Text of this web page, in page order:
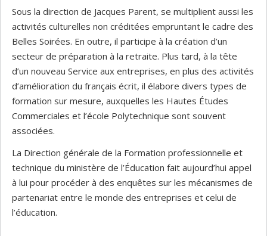
Sous la direction de Jacques Parent, se multiplient aussi les
activités culturelles non créditées empruntant le cadre des
Belles Soirées. En outre, il participe à la création d’un
secteur de préparation à la retraite. Plus tard, à la tête
d’un nouveau Service aux entreprises, en plus des activités
d’amélioration du français écrit, il élabore divers types de
formation sur mesure, auxquelles les Hautes Études
Commerciales et l’école Polytechnique sont souvent
associées.
La Direction générale de la Formation professionnelle et
technique du ministère de l’Éducation fait aujourd’hui appel
à lui pour procéder à des enquêtes sur les mécanismes de
partenariat entre le monde des entreprises et celui de
l’éducation.